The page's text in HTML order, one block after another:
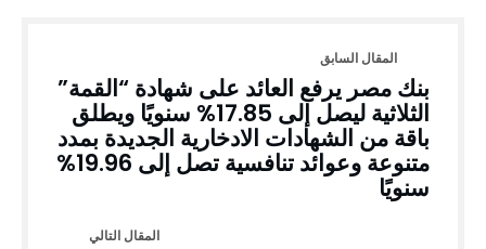
بنك مصر يرفع العائد على شهادة “القمة”
الثلاثية ليصل إلى 17.85% سنويًا ويطلق
باقة من الشهادات الادخارية الجديدة بمدد
متنوعة وعوائد تنافسية تصل إلى 19.96%
سنويًا